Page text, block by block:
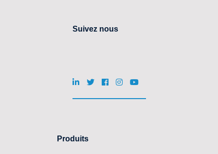
Suivez nous
Produits